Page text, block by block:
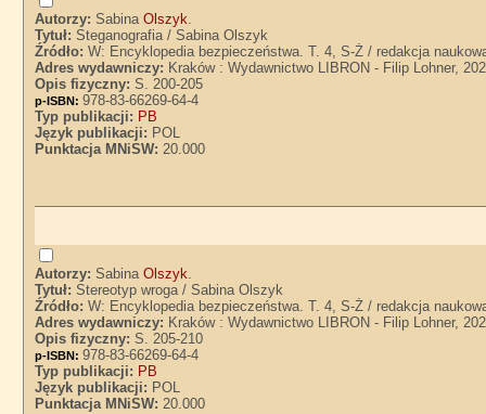
Autorzy:SabinaOlszyk.
Tytuł:Steganografia / Sabina Olszyk
Źródło:W: Encyklopedia bezpieczeństwa. T. 4, S-Ż / redakcja
Adres wydawniczy: Kraków : Wydawnictwo LIBRON - Filip Lohner,
Opis fizyczny:S. 200-205
p-ISBN:978-83-66269-64-4
Typ publikacji: PB
Język publikacji: POL
Punktacja MNiSW:20.000
Autorzy:SabinaOlszyk.
Tytuł:Stereotyp wroga / Sabina Olszyk
Źródło:W: Encyklopedia bezpieczeństwa. T. 4, S-Ż / redakcja
Adres wydawniczy: Kraków : Wydawnictwo LIBRON - Filip Lohner,
Opis fizyczny:S. 205-210
p-ISBN:978-83-66269-64-4
Typ publikacji: PB
Język publikacji: POL
Punktacja MNiSW:20.000